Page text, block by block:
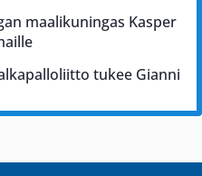
maalikuningas Kasper
tukee Gianni